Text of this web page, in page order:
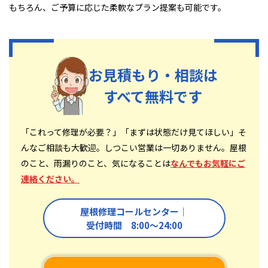
もちろん、ご予算に応じた柔軟なプラン提案も可能です。
お見積もり・相談は
すべて無料です
「これって修理が必要？」「まずは状態だけ見てほしい」そ
んなご相談も大歓迎。しつこい営業は一切ありません。屋根
のこと、雨漏りのこと、気になることはなんでもお気軽にご
連絡ください。
屋根修理コールセンター｜
受付時間 8:00〜24:00